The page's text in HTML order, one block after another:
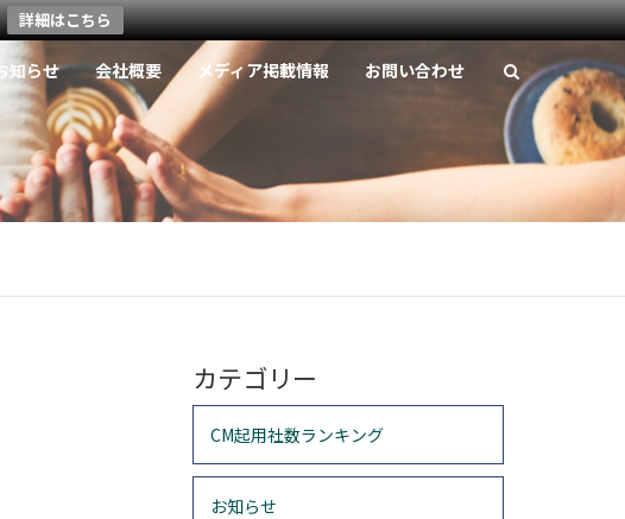
詳細はこちら
お知らせ 会社概要 メディア掲載情報 お問い合わせ
カテゴリー
CM起用社数ランキング
お知らせ